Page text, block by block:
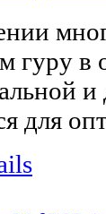
гуру в
для